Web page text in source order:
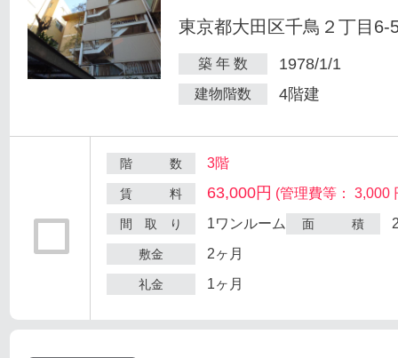
東京都大田区千鳥２丁目6-
築 年 数 1978/1/1
建物階数 4階建
階 数 3階
賃 料 63,000円 (管理費等： 3,000
間 取 り 1ワンルーム 面 積
敷金 2ヶ月
礼金 1ヶ月